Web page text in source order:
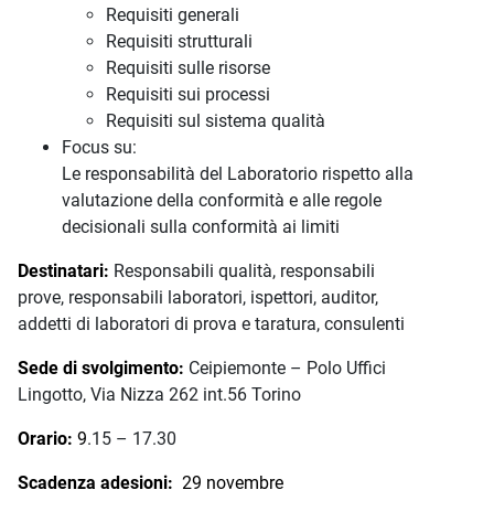
Requisiti generali
Requisiti strutturali
Requisiti sulle risorse
Requisiti sui processi
Requisiti sul sistema qualità
Focus su:
Le responsabilità del Laboratorio rispetto alla
valutazione della conformità e alle regole
decisionali sulla conformità ai limiti
Destinatari: Responsabili qualità, responsabili
prove, responsabili laboratori, ispettori, auditor,
addetti di laboratori di prova e taratura, consulenti
Sede di svolgimento: Ceipiemonte – Polo Uffici
Lingotto, Via Nizza 262 int.56 Torino
Orario: 9.15 – 17.30
Scadenza adesioni: 29 novembre